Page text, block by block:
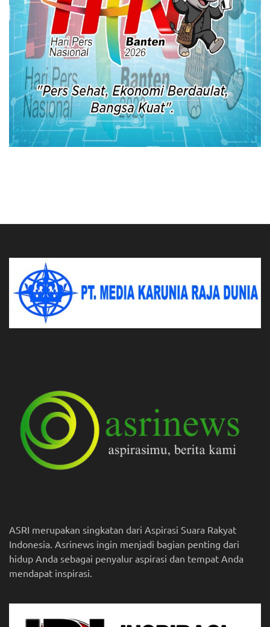
ASRI merupakan singkatan dari Aspirasi Suara Rakyat
Indonesia. Asrinews ingin menjadi bagian penting dari
hidup Anda sebagai penyalur aspirasi dan tempat Anda
mendapat inspirasi.